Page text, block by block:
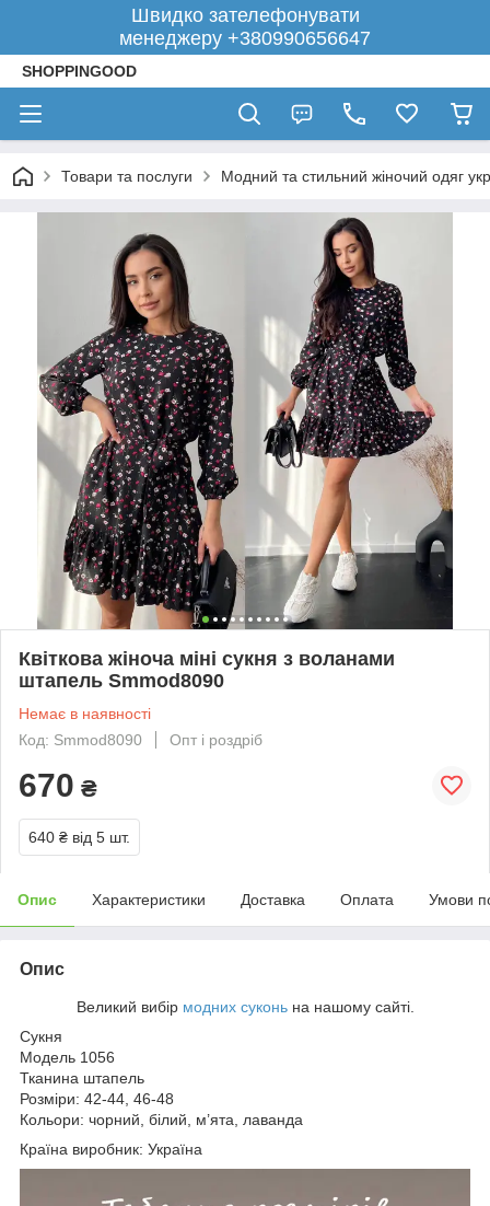
Швидко зателефонувати
менеджеру +380990656647
SHOPPINGOOD
Товари та послуги Модний та стильний жіночий одяг
Квіткова жіноча міні сукня з воланами
штапель Smmod8090
Немає в наявності
Код: Smmod8090
Опт і роздріб
670 ₴
640 ₴ від 5 шт.
Опис Характеристики Доставка Оплата Умови
Опис
Великий вибір модних суконьна нашому сайті.
Сукня
Модель 1056
Тканина штапель
Розміри: 42-44, 46-48
Кольори: чорний, білий, м’ята, лаванда
Країна виробник: Україна